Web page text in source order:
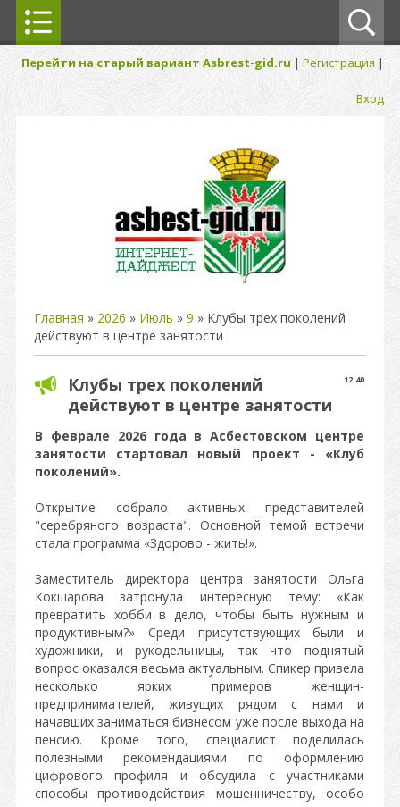
Перейти на старый вариант Asbrest-gid.ru | Регистрация |
Вход
Главная » 2026 » Июль » 9 » Клубы трех поколений
действуют в центре занятости
12:40
Клубы трех поколений
действуют в центре занятости
В феврале 2026 года в Асбестовском центре
занятости стартовал новый проект - «Клуб
поколений».
Открытие собрало активных представителей
"серебряного возраста". Основной темой встречи
стала программа «Здорово - жить!».
Заместитель директора центра занятости Ольга
Кокшарова затронула интересную тему: «Как
превратить хобби в дело, чтобы быть нужным и
продуктивным?» Среди присутствующих были и
художники, и рукодельницы, так что поднятый
вопрос оказался весьма актуальным. Спикер привела
несколько ярких примеров женщин-
предпринимателей, живущих рядом с нами и
начавших заниматься бизнесом уже после выхода на
пенсию. Кроме того, специалист поделилась
полезными рекомендациями по оформлению
цифрового профиля и обсудила с участниками
способы противодействия мошенничеству, особо